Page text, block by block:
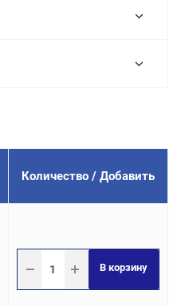
Количество / Добавить
В корзину